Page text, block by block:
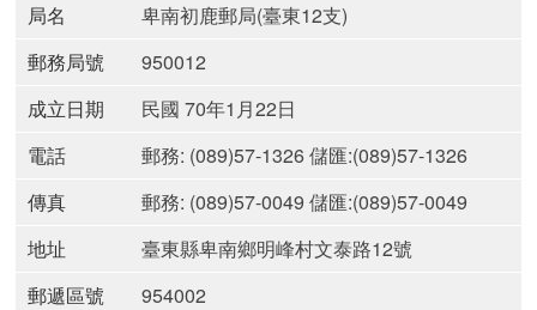
局名
卑南初鹿郵局(臺東12支)
郵務局號
950012
成立日期
民國 70年1月22日
電話
郵務: (089)57-1326 儲匯:(089)57-1326
傳真
郵務: (089)57-0049 儲匯:(089)57-0049
地址
臺東縣卑南鄉明峰村文泰路12號
郵遞區號
954002